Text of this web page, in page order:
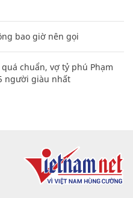
bao giờ nên gọi
chuẩn, vợ tỷ phú Phạm
người giàu nhất